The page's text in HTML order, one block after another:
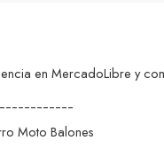
en MercadoLibre y
Moto Balones